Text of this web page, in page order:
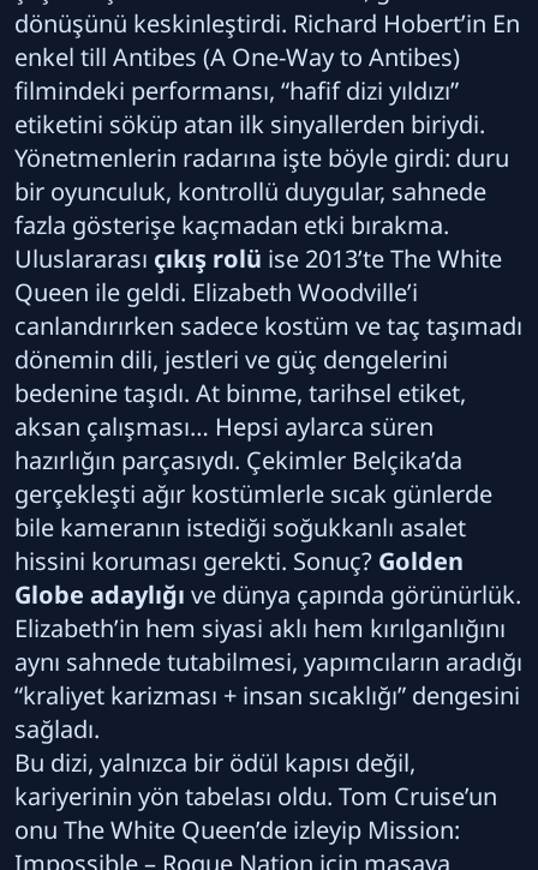
dönüşünü keskinleştirdi. Richard Hobert’in En
enkel till Antibes (A One-Way to Antibes)
filmindeki performansı, “hafif dizi yıldızı”
etiketini söküp atan ilk sinyallerden biriydi.
Yönetmenlerin radarına işte böyle girdi: duru
bir oyunculuk, kontrollü duygular, sahnede
fazla gösterişe kaçmadan etki bırakma.
Uluslararası çıkış rolü ise 2013’te The White
Queen ile geldi. Elizabeth Woodville’i
canlandırırken sadece kostüm ve taç taşımadı
dönemin dili, jestleri ve güç dengelerini
bedenine taşıdı. At binme, tarihsel etiket,
aksan çalışması… Hepsi aylarca süren
hazırlığın parçasıydı. Çekimler Belçika’da
gerçekleşti ağır kostümlerle sıcak günlerde
bile kameranın istediği soğukkanlı asalet
hissini koruması gerekti. Sonuç? Golden
Globe adaylığı ve dünya çapında görünürlük.
Elizabeth’in hem siyasi aklı hem kırılganlığını
aynı sahnede tutabilmesi, yapımcıların aradığı
“kraliyet karizması + insan sıcaklığı” dengesini
sağladı.
Bu dizi, yalnızca bir ödül kapısı değil,
kariyerinin yön tabelası oldu. Tom Cruise’un
onu The White Queen’de izleyip Mission:
Impossible – Rogue Nation için masaya